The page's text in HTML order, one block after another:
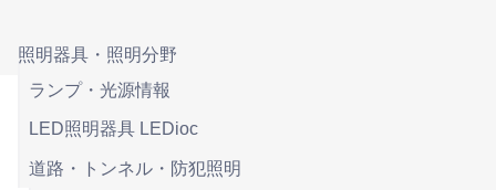
照明器具・照明分野
ランプ・光源情報
LED照明器具 LEDioc
道路・トンネル・防犯照明